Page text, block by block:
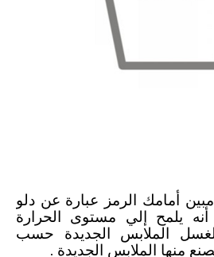
أمامك الرمز عبارة عن دلو
أنه يلمح إلي مستوى الحرارة
لغسل الملابس الجديدة حسب
منها الملابس الجديدة .